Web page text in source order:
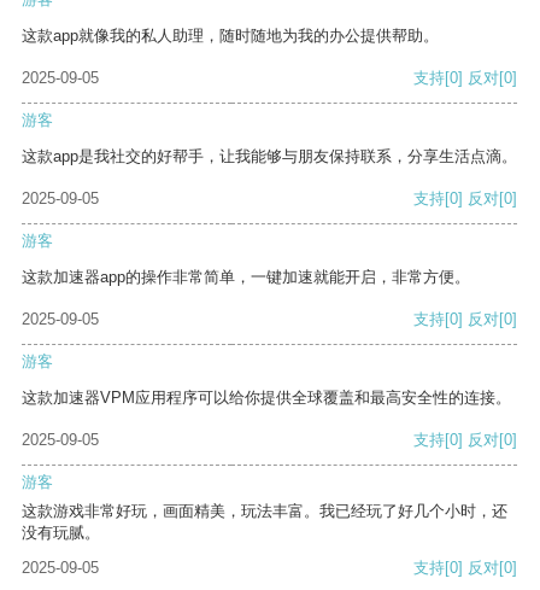
这款app就像我的私人助理，随时随地为我的办公提供帮助。
2025-09-05 支持[0] 反对[0]
游客
这款app是我社交的好帮手，让我能够与朋友保持联系，分享生活点滴。
2025-09-05 支持[0] 反对[0]
游客
这款加速器app的操作非常简单，一键加速就能开启，非常方便。
2025-09-05 支持[0] 反对[0]
游客
这款加速器VPM应用程序可以给你提供全球覆盖和最高安全性的连接。
2025-09-05 支持[0] 反对[0]
游客
这款游戏非常好玩，画面精美，玩法丰富。我已经玩了好几个小时，还
没有玩腻。
2025-09-05
支持[0] 反对[0]